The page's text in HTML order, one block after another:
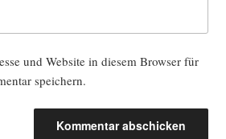
und Website in diesem Browser für
speichern.